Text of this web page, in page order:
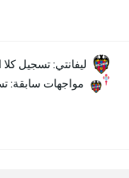
ليفانتي: تسجيل كلا الفريقين - 4/5
مواجهات سابقة: تسجيل كلا